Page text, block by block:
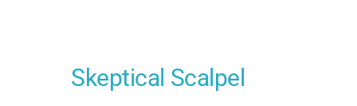
Skeptical Scalpel